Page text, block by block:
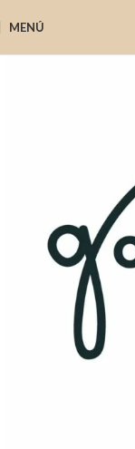
MENÚ